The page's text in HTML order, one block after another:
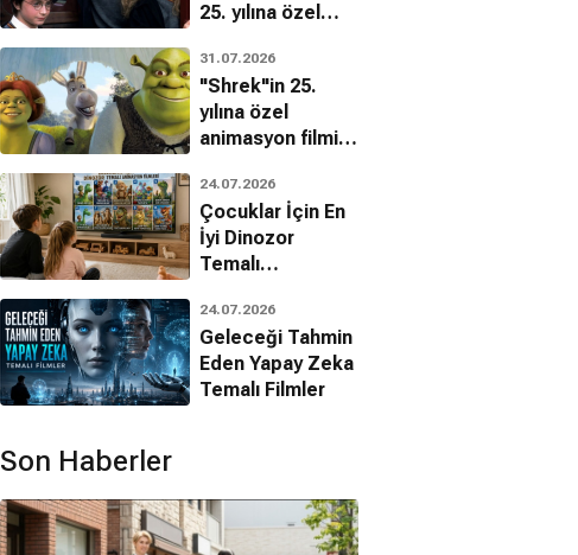
25. yılına özel
bilinmeyenleri!
31.07.2026
"Shrek"in 25.
yılına özel
animasyon filmin
24.07.2026
Çocuklar İçin En
İyi Dinozor
Temalı
Filmleri
24.07.2026
Geleceği Tahmin
Eden Yapay Zeka
Temalı Filmler
Son Haberler